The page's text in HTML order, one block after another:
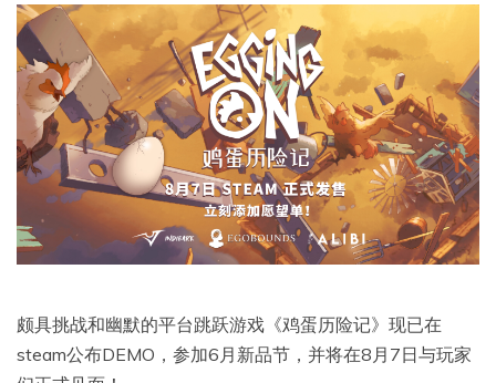
颇具挑战和幽默的平台跳跃游戏《鸡蛋历险记》现已在
steam公布DEMO，参加6月新品节，并将在8月7日与玩家